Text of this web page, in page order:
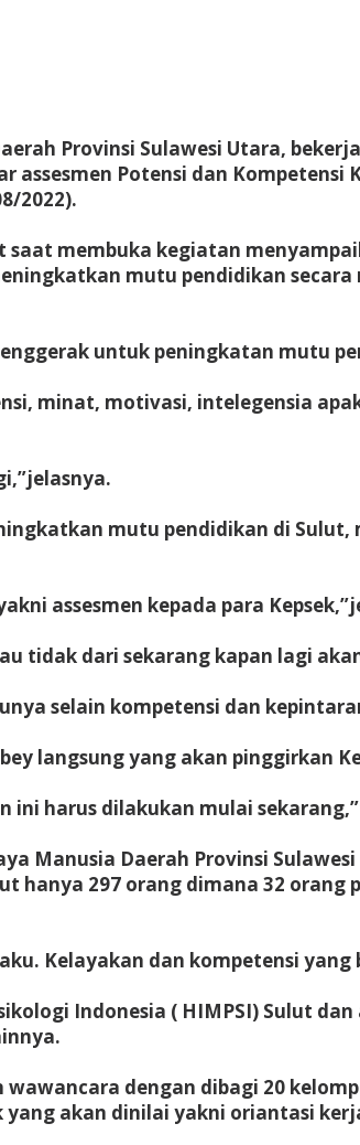
Provinsi Sulawesi Utara,
Potensi dan Kompetensi
2022).
membuka kegiatan
mutu pendidikan
untuk peningkatan mutu
minat, motivasi, intelegensia
mutu pendidikan di
assesmen kepada para
tidak dari sekarang kapan lagi
selain kompetensi dan
langsung yang akan pinggirkan
ini harus dilakukan mulai
Manusia Daerah Provinsi
297 orang dimana 32 orang
Kelayakan dan kompetensi yang
Indonesia ( HIMPSI) Sulut
dengan dibagi 20
akan dinilai yakni oriantasi